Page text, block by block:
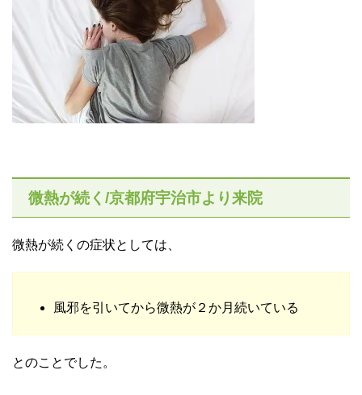
微熱が続く/京都府宇治市より来院
微熱が続くの症状としては、
風邪を引いてから微熱が２か月続いている
とのことでした。